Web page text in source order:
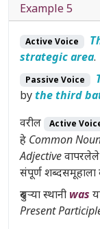
Example 5
Active Voice
strategic area.
Passive Voice
bythe third
वरील
Active
हे Common
Adjective
संपूर्ण शब्दसमूहाला
दुसऱ्या स्थानी was
Present